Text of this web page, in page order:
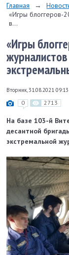
Главная →
«Игры блоггеров-
в...
«Игры
Вторник, 31.08.2021 09:13
0 2713
На базе 103-й
десантной
экстремальной